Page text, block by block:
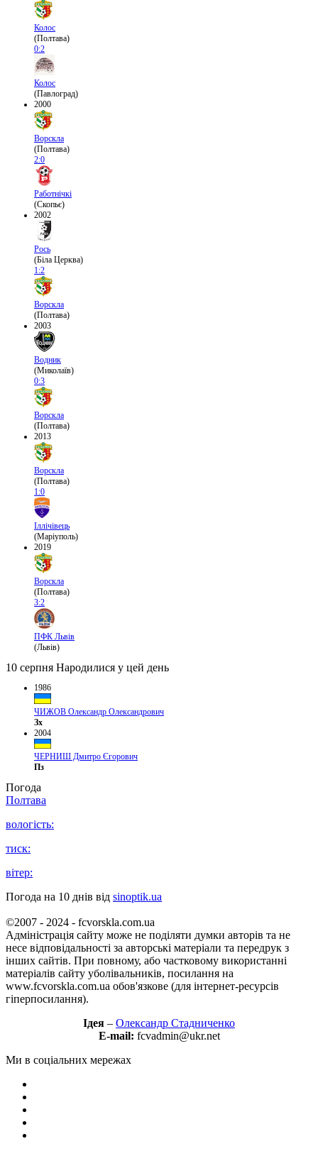
Колос
(Полтава)
0:2
Колос
(Павлоград)
2000
Ворскла
(Полтава)
2:0
Работнічкі
(Скопьє)
2002
Рось
(Біла Церква)
1:2
Ворскла
(Полтава)
2003
Водник
(Миколаїв)
0:3
Ворскла
(Полтава)
2013
Ворскла
(Полтава)
1:0
Іллічівець
(Маріуполь)
2019
Ворскла
(Полтава)
3:2
ПФК Львів
(Львів)
10 серпня Народилися у цей день
1986
ЧИЖОВ Олександр Олександрович
Зх
2004
ЧЕРНИШ Дмитро Єгорович
Пз
Погода
Полтава
вологість:
тиск:
вітер:
Погода на 10 днів від sinoptik.ua
©2007 - 2024 - fcvorskla.com.ua
Адміністрація сайту може не поділяти думки авторів та не
несе відповідальності за авторські матеріали та передрук з
інших сайтів. При повному, або частковому використанні
матеріалів сайту уболівальників, посилання на
www.fcvorskla.com.ua обов'язкове (для інтернет-ресурсів
гіперпосилання).
Ідея – Олександр Стадниченко
E-mail: fcvadmin@ukr.net
Ми в соціальних мережах